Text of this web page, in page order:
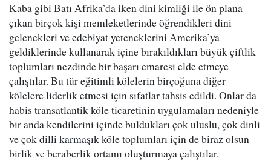
Kaba gibi Batı Afrika’da iken dini kimliği ile ön plana
çıkan birçok kişi memleketlerinde öğrendikleri dini
gelenekleri ve edebiyat yeteneklerini Amerika’ya
geldiklerinde kullanarak içine bırakıldıkları büyük çiftlik
toplumları nezdinde bir başarı emaresi elde etmeye
çalıştılar. Bu tür eğitimli kölelerin birçoğuna diğer
kölelere liderlik etmesi için sıfatlar tahsis edildi. Onlar da
habis transatlantik köle ticaretinin uygulamaları nedeniyle
bir anda kendilerini içinde buldukları çok uluslu, çok dinli
ve çok dilli karmaşık köle toplumları için de biraz olsun
birlik ve beraberlik ortamı oluşturmaya çalıştılar.